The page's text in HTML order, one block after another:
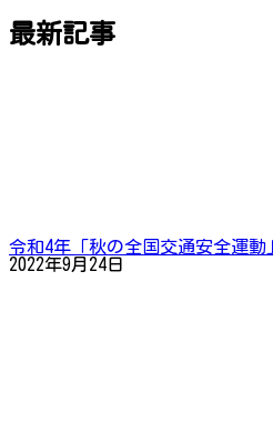
最新記事
令和4年「秋の全国交通安全運動
2022年9月24日